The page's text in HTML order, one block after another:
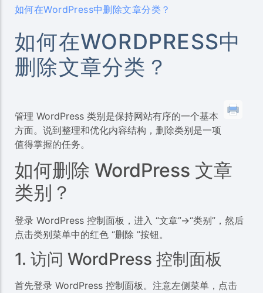
如何在WordPress中删除文章分类？
如何在WORDPRESS中
删除文章分类？
管理 WordPress 类别是保持网站有序的一个基本
方面。说到整理和优化内容结构，删除类别是一项
值得掌握的任务。
如何删除 WordPress 文章
类别？
登录 WordPress 控制面板，进入 “文章”->“类别”，然后
点击类别菜单中的红色 “删除 ”按钮。
1. 访问 WordPress 控制面板
首先登录 WordPress 控制面板。注意左侧菜单，点击